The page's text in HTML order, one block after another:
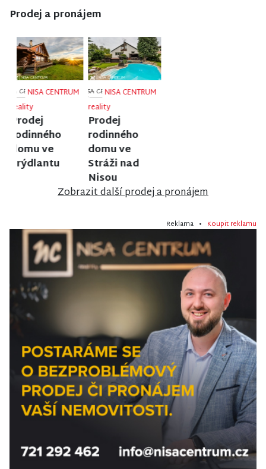
Prodej a pronájem
NISA CENTRUM
reality
Prodej
rodinného
domu ve
Vrchlabí
NISA CENTRUM
reality
Prodej bytu
2+1 v Jilemnici
Zobrazit další prodej a pronájem
Reklama • Koupit reklamu